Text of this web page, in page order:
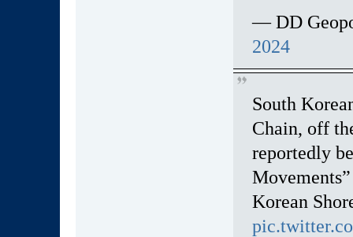
— DD
2024
South
Chain, off
reportedly
Korean